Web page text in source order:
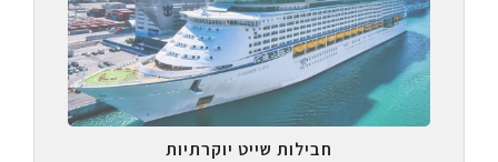
חבילות שייט יוקרתיות